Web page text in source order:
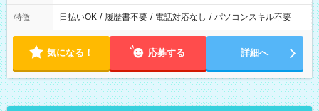
特徴 日払いOK / 履歴書不要 / 電話対応なし / パソコンスキル不要
気になる！ 応募する 詳細へ